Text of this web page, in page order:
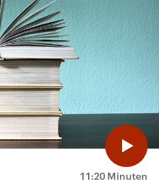
11:20 Minuten